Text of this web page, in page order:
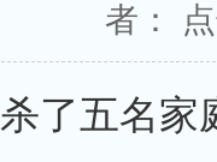
者： 点
了五名家